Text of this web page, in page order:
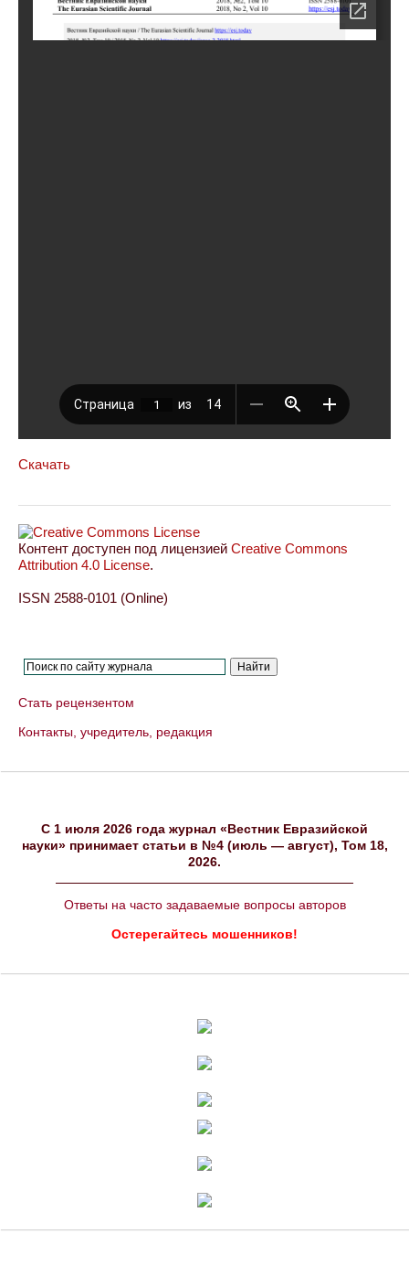
Скачать
Контент доступен под лицензией Creative Commons
Attribution 4.0 License.
ISSN 2588-0101 (Online)
Стать рецензентом
Контакты, учредитель, редакция
C 1 июля 2026 года журнал «Вестник Евразийской
науки» принимает статьи в №4 (июль — август), Том 18,
2026.
Ответы на часто задаваемые вопросы авторов
Остерегайтесь мошенников!